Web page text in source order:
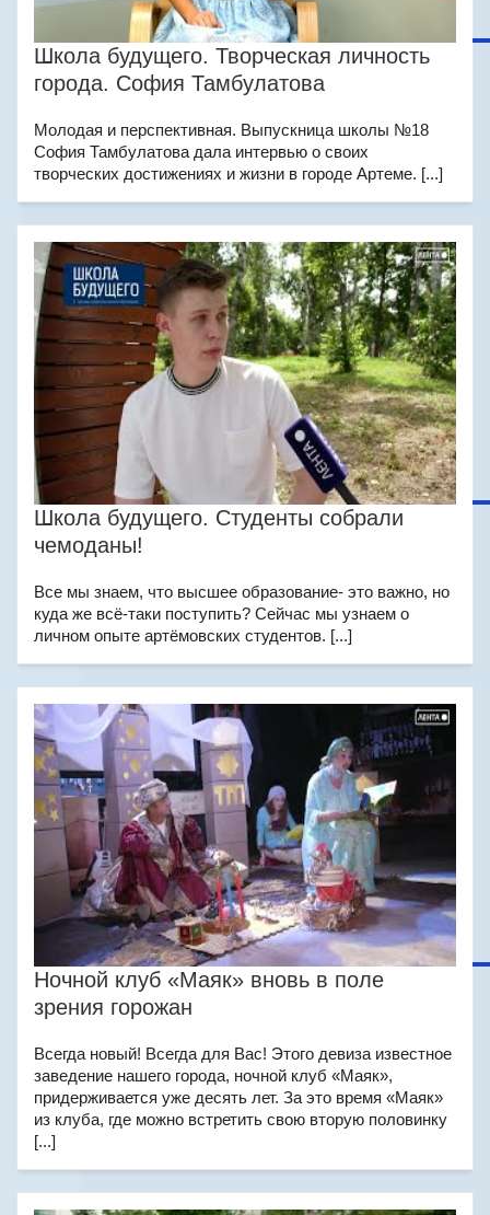
Школа будущего. Творческая личность
города. София Тамбулатова
Молодая и перспективная. Выпускница школы №18
София Тамбулатова дала интервью о своих
творческих достижениях и жизни в городе Артеме. [...]
Школа будущего. Студенты собрали
чемоданы!
Все мы знаем, что высшее образование- это важно, но
куда же всё-таки поступить? Сейчас мы узнаем о
личном опыте артёмовских студентов. [...]
Ночной клуб «Маяк» вновь в поле
зрения горожан
Всегда новый! Всегда для Вас! Этого девиза известное
заведение нашего города, ночной клуб «Маяк»,
придерживается уже десять лет. За это время «Маяк»
из клуба, где можно встретить свою вторую половинку
[...]